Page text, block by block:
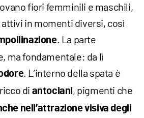
fiori femminili e maschili,
in momenti diversi, così
. La parte
ma fondamentale: da lì
. L’interno della spata è
di antociani, pigmenti che
nell’attrazione visiva degli